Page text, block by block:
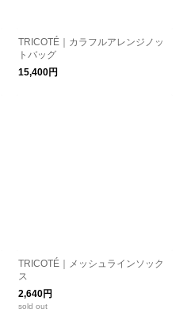
TRICOTÉ｜カラフルアレンジノッ
トバッグ
15,400円
TRICOTÉ｜メッシュラインソック
ス
2,640円
sold out